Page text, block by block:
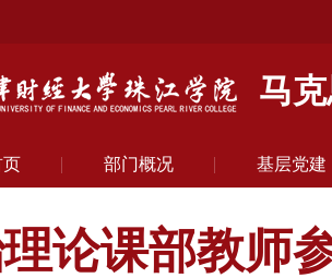
马
部门概况 基层党建
论课部教师